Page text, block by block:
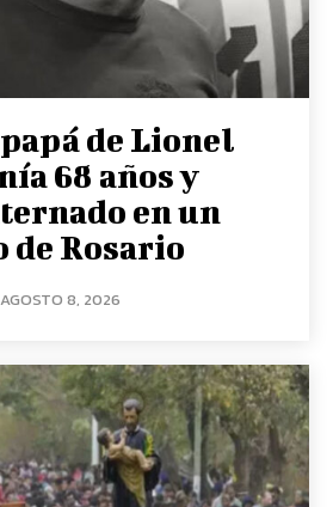
de Lionel
68 años y
en un
de Rosario
AGOSTO 8, 2026